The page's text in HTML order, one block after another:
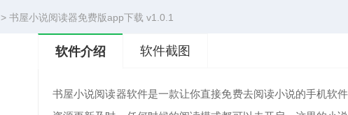
> 书屋小说阅读器免费版app下载 v1.0.1
软件介绍 软件截图
书屋小说阅读器软件是一款让你直接免费去阅读小说的手机软